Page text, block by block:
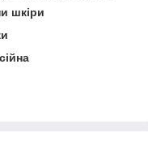
шкіри